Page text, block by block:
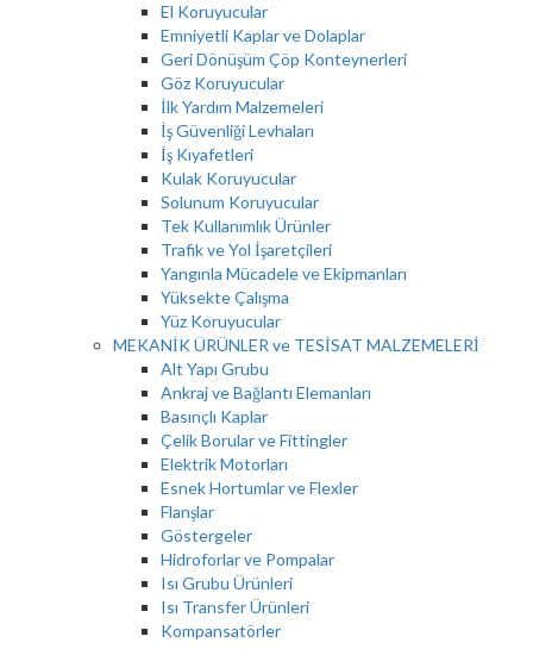
El Koruyucular
Emniyetli Kaplar ve Dolaplar
Geri Dönüşüm Çöp Konteynerleri
Göz Koruyucular
İlk Yardım Malzemeleri
İş Güvenliği Levhaları
İş Kıyafetleri
Kulak Koruyucular
Solunum Koruyucular
Tek Kullanımlık Ürünler
Trafik ve Yol İşaretçileri
Yangınla Mücadele ve Ekipmanları
Yüksekte Çalışma
Yüz Koruyucular
MEKANİK ÜRÜNLER ve TESİSAT MALZEMELERİ
Alt Yapı Grubu
Ankraj ve Bağlantı Elemanları
Basınçlı Kaplar
Çelik Borular ve Fittingler
Elektrik Motorları
Esnek Hortumlar ve Flexler
Flanşlar
Göstergeler
Hidroforlar ve Pompalar
Isı Grubu Ürünleri
Isı Transfer Ürünleri
Kompansatörler